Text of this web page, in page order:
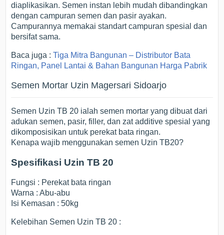
diaplikasikan. Semen instan lebih mudah dibandingkan
dengan campuran semen dan pasir ayakan.
Campurannya memakai standart campuran spesial dan
bersifat sama.
Baca juga :Tiga Mitra Bangunan – Distributor Bata
Ringan, Panel Lantai & Bahan Bangunan Harga Pabrik
Semen Mortar Uzin Magersari Sidoarjo
Semen Uzin TB 20 ialah semen mortar yang dibuat dari
adukan semen, pasir, filler, dan zat additive spesial yang
dikomposisikan untuk perekat bata ringan.
Kenapa wajib menggunakan semen Uzin TB20?
Spesifikasi Uzin TB 20
Fungsi : Perekat bata ringan
Warna : Abu-abu
Isi Kemasan : 50kg
Kelebihan Semen Uzin TB 20 :